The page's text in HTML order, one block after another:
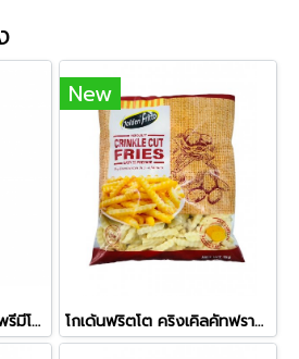
พรีมีโอ แผ่นแป้งเนยสด พรีมีโอ 6 x 9 นิ้ว(155ก.) (10 แผ่น)
New
โกเด้นฟริตโต คริงเคิลคัทฟรายส์ (แบบหยัก)